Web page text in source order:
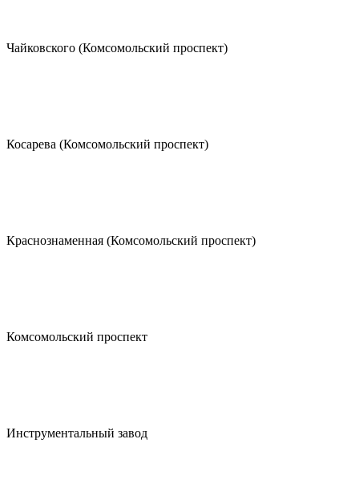
Чайковского (Комсомольский проспект)
Косарева (Комсомольский проспект)
Краснознаменная (Комсомольский проспект)
Комсомольский проспект
Инструментальный завод